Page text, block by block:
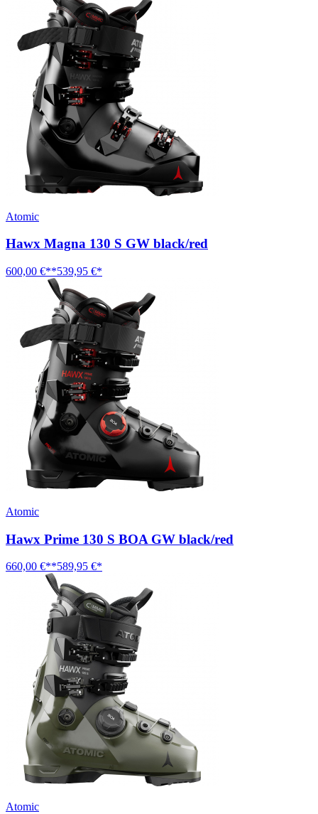
Atomic
Hawx Magna 130 S GW black/red
600,00 €**539,95 €*
Atomic
Hawx Prime 130 S BOA GW black/red
660,00 €**589,95 €*
Atomic